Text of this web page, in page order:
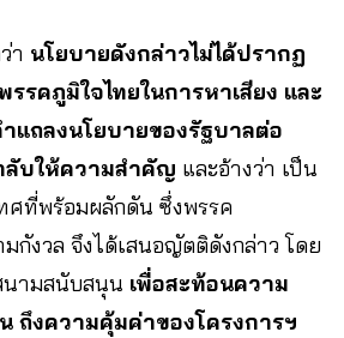
า นโยบายดังกล่าวไม่ได้ปรากฏ
รคภูมิใจไทยในการหาเสียง และ
แถลงนโยบายของรัฐบาลต่อ
ลับให้ความสำคัญ และอ้างว่า เป็น
ศที่พร้อมผลักดัน ซึ่งพรรค
กังวล จึงได้เสนอญัตติดังกล่าว โดย
นามสนับสนุน เพื่อสะท้อนความ
ถึงความคุ้มค่าของโครงการฯ